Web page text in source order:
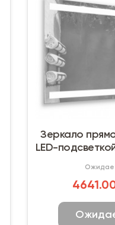
Зеркало
LED-